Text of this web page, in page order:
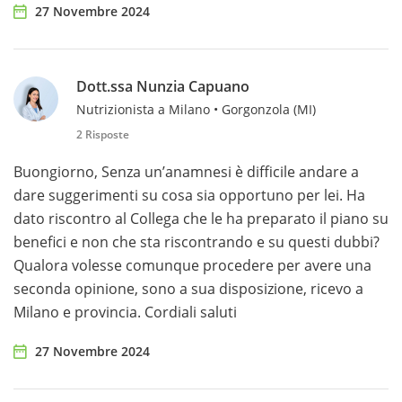
27 Novembre 2024
Dott.ssa Nunzia Capuano
Nutrizionista a Milano • Gorgonzola (MI)
2 Risposte
Buongiorno, Senza un’anamnesi è difficile andare a
dare suggerimenti su cosa sia opportuno per lei. Ha
dato riscontro al Collega che le ha preparato il piano su
benefici e non che sta riscontrando e su questi dubbi?
Qualora volesse comunque procedere per avere una
seconda opinione, sono a sua disposizione, ricevo a
Milano e provincia. Cordiali saluti
27 Novembre 2024